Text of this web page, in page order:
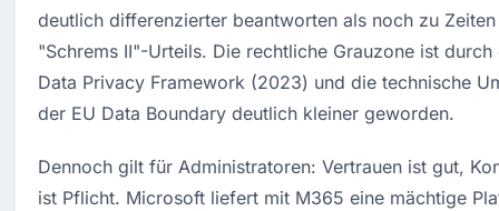
deutlich differenzierter beantworten als noch zu
"Schrems II"-Urteils. Die rechtliche Grauzone ist durch
Data Privacy Framework (2023) und die technische
der EU Data Boundary deutlich kleiner geworden.
Dennoch gilt für Administratoren: Vertrauen ist gut,
ist Pflicht. Microsoft liefert mit M365 eine mächtige